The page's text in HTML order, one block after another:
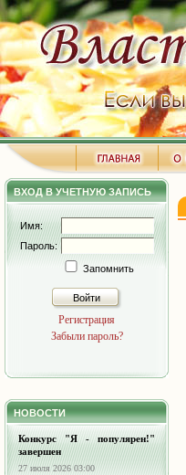
ВХОД В УЧЕТНУЮ ЗАПИСЬ
Имя:
Пароль:
Запомнить
Войти
Регистрация
Забыли пароль?
НОВОСТИ
Конкурс "Я - популярен!"
завершен
27 июля 2026 03:00